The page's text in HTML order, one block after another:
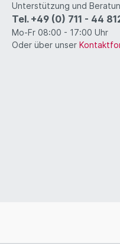
Unterstützung und
Tel. +49 (0) 711 - 44
Mo-Fr 08:00 - 17:00 Uhr
Oder über unser